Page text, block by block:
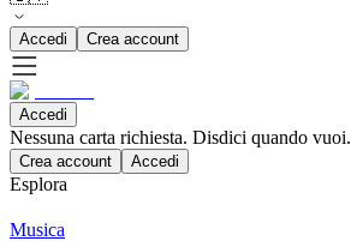
Accedi Crea account
Accedi
Nessuna carta richiesta. Disdici quando vuoi.
Crea account Accedi
Esplora
Musica